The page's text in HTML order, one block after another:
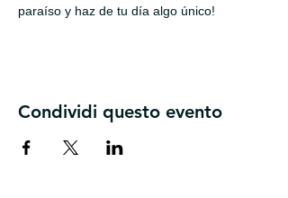
paraíso y haz de tu día algo único!
Condividi questo evento